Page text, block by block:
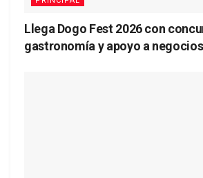
Llega Dogo Fest 2026 con
gastronomía y apoyo a